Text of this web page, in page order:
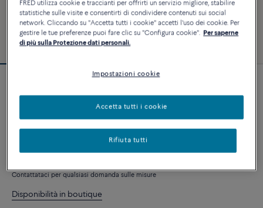
AGGIUNGI AL CARRELLO
Contattataci per qualsiasi domanda sulle misure
Disponibilità in boutique
FRED utilizza cookie e traccianti per offrirti un servizio migliore, stabilire
statistiche sulle visite e consentirti di condividere contenuti sui social
network. Cliccando su "Accetta tutti i cookie" accetti l'uso dei cookie. Per
gestire le tue preferenze puoi fare clic su "Configura cookie". Per saperne
di più sulla Protezione dati personali.
Impostazioni cookie
Rifiuta tutti
Accetta tutti i cookie